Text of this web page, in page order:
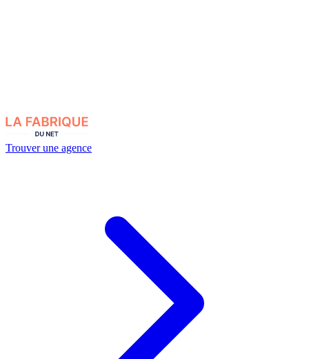
Trouver une agence